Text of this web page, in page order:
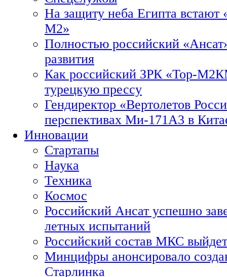
На защиту неба Египта встают
М2»
Полностью российский
развития
Как российский ЗРК «Тор-
турецкую прессу
Гендиректор «Вертолетов
перспективах Ми-171А3 в
Инновации
Стартапы
Наука
Техника
Космос
Российский Ансат успешно
летных испытаний
Российский состав МКС
Минцифры анонсировало
Старлинка